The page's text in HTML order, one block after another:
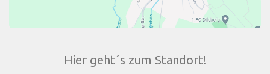
Hier geht´s zum Standort!